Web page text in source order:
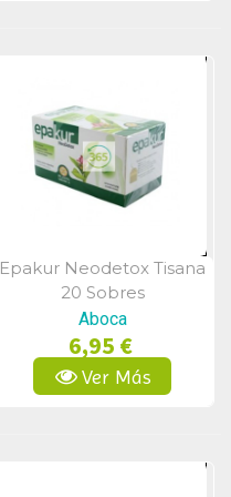
Vista Rápida
Epakur Neodetox Tisana
20 Sobres
Aboca
6,95 €
Ver Más